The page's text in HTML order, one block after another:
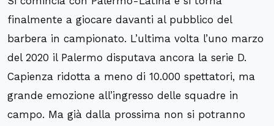
finalmente a giocare davanti al pubblico del
barbera in campionato. L’ultima volta l’uno marzo
del 2020 il Palermo disputava ancora la serie D.
Capienza ridotta a meno di 10.000 spettatori, ma
grande emozione all’ingresso delle squadre in
campo. Ma già dalla prossima non si potranno